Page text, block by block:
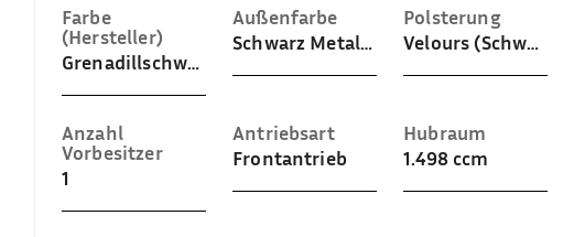
Farbe
(Hersteller)
Grenadillschwarz Metallic
Außenfarbe
Schwarz Metallic (Grenadillschwarz Metallic)
Polsterung
Velours (Schwarz)
Anzahl
Vorbesitzer
1
Antriebsart
Frontantrieb
Hubraum
1.498 ccm